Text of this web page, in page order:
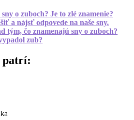
o zuboch? Je to zlé znamenie?
a nájsť odpovede na naše sny.
tým, čo znamenajú sny o zuboch?
zub?
patrí: